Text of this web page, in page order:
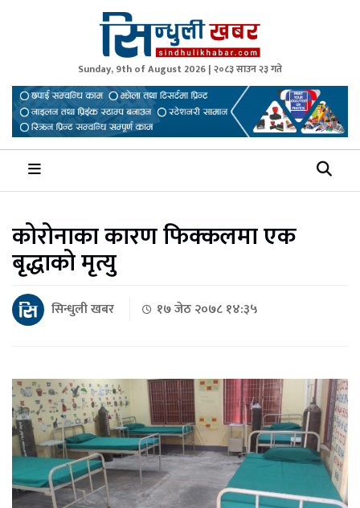
Sindhuli Khabar
News from Sindhuli Nepal
Sunday, 9th of August 2026 | २०८३ साउन २३ गते
कोरोनाका कारण फिक्कलमा एक
बृद्धाको मृत्यु
सिन्धुली खबर १७ जेठ २०७८ १४:३५